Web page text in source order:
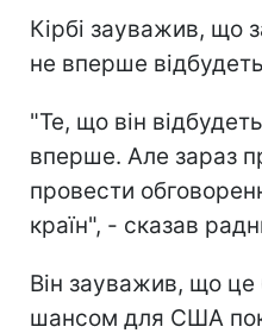
Кірбі зауважив, що
не вперше
"Те, що він
вперше. Але зараз
провести
країн", - сказав
Він зауважив, що
шансом для США